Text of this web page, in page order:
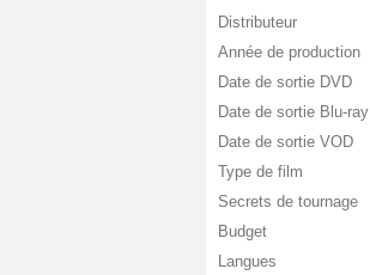
Distributeur
Année de production
Date de sortie DVD
Date de sortie Blu-ray
Date de sortie VOD
Type de film
Secrets de tournage
Budget
Langues